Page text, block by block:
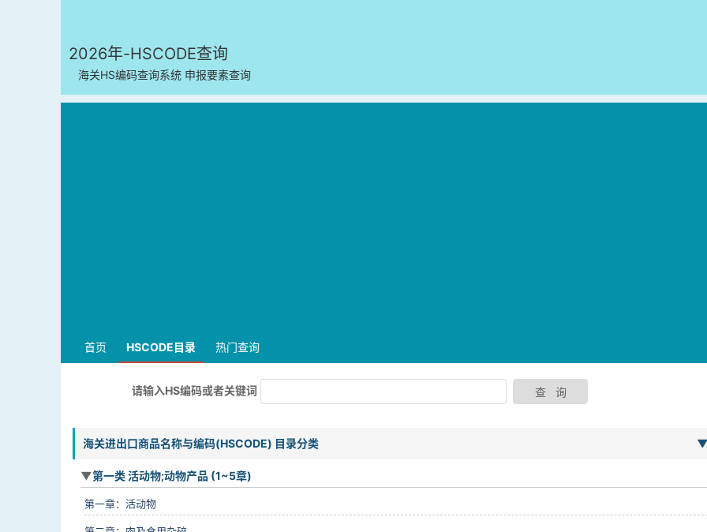
2026年-HSCODE查询
海关HS编码查询系统 申报要素查询
首页 HSCODE目录 热门查询
请输入HS编码或者关键词
海关进出口商品名称与编码(HSCODE) 目录分类 ▼
第一类 活动物;动物产品 (1~5章)
第一章：活动物